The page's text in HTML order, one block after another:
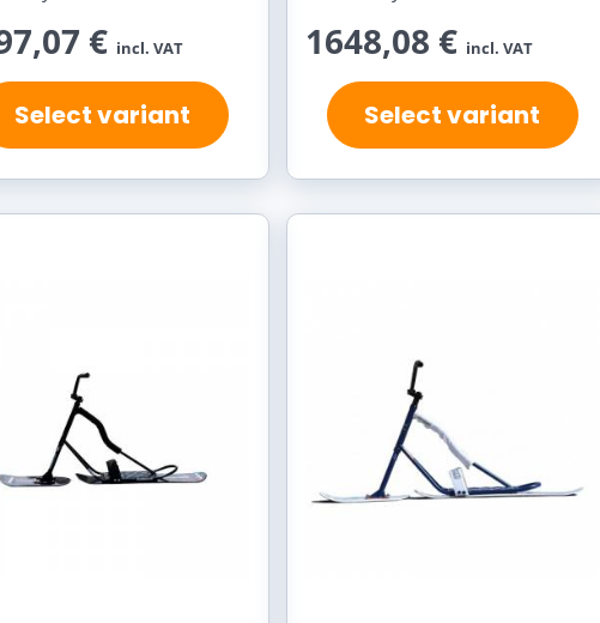
€ incl. VAT
Select variant
1648,08 € incl. VAT
Select variant